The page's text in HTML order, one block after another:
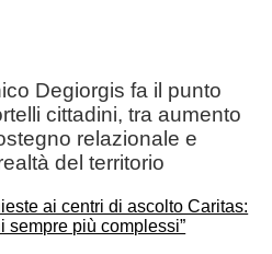
Degiorgis fa il punto
cittadini, tra aumento
relazionale e
del territorio